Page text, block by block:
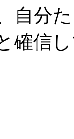
自分
確信